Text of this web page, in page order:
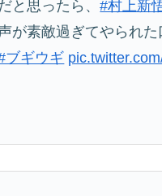
と思ったら、#村上新
が素敵過ぎてやられた
ブギウギ